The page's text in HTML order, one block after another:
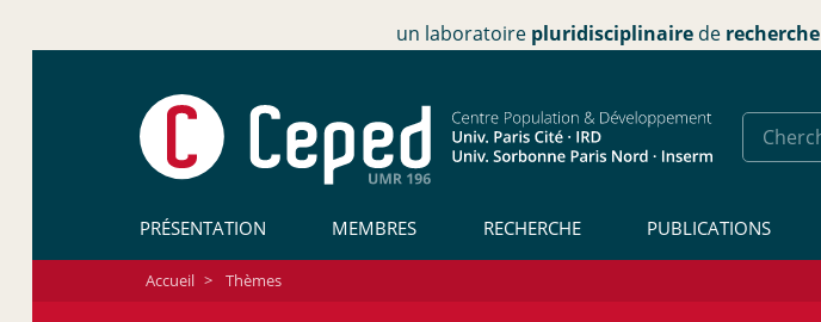
un laboratoire pluridisciplinaire de recherche
PRÉSENTATION MEMBRES RECHERCHE PUBLICATIONS
Accueil > Thèmes